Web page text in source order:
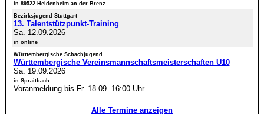
in 89522 Heidenheim an der Brenz
Bezirksjugend Stuttgart
13. Talentstützpunkt-Training
Sa. 12.09.2026
in online
Württembergische Schachjugend
Württembergische Vereinsmannschaftsmeisterschaften U10
Sa. 19.09.2026
in Spraitbach
Voranmeldung bis Fr. 18.09. 16:00 Uhr
Alle Termine anzeigen